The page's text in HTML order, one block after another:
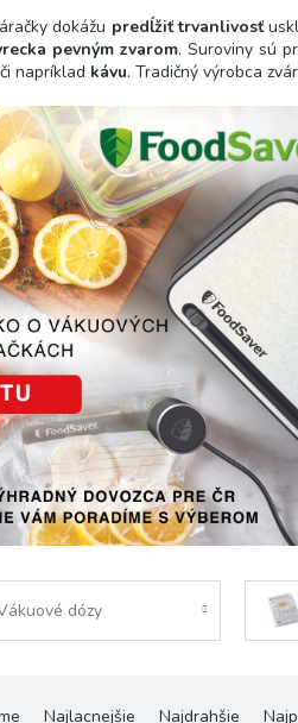
dokážu predĺžiť trvanlivosť
pevným zvarom. Suroviny sú
či napríklad kávu. Tradičný výrobca
dózy
Najlacnejšie Najdrahšie